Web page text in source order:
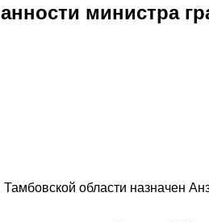
министра
области назначен